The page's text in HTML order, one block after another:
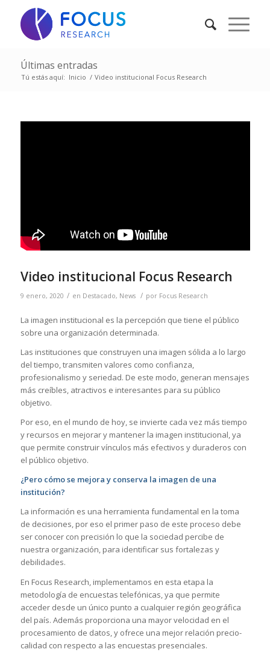
Últimas entradas
Tú estás aquí: Inicio / Video institucional Focus Research
Video institucional Focus Research
9 enero, 2020 / en Destacado, News / por Focus Research
La imagen institucional es la percepción que tiene el público
sobre una organización determinada.
Las instituciones que construyen una imagen sólida a lo largo
del tiempo, transmiten valores como confianza,
profesionalismo y seriedad. De este modo, generan mensajes
más creíbles, atractivos e interesantes para su público
objetivo.
Por eso, en el mundo de hoy, se invierte cada vez más tiempo
y recursos en mejorar y mantener la imagen institucional, ya
que permite construir vínculos más efectivos y duraderos con
el público objetivo.
¿Pero cómo se mejora y conserva la imagen de una
institución?
La información es una herramienta fundamental en la toma
de decisiones, por eso el primer paso de este proceso debe
ser conocer con precisión lo que la sociedad percibe de
nuestra organización, para identificar sus fortalezas y
debilidades.
En Focus Research, implementamos en esta etapa la
metodología de encuestas telefónicas, ya que permite
acceder desde un único punto a cualquier región geográfica
del país. Además proporciona una mayor velocidad en el
procesamiento de datos, y ofrece una mejor relación precio-
calidad con respecto a las encuestas presenciales.